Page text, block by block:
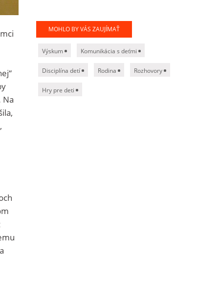
Na
MOHLO BY VÁS ZAUJÍMAŤ
Výskum Komunikácia s deťmi
Disciplína detí Rodina Rozhovory
Hry pre deti